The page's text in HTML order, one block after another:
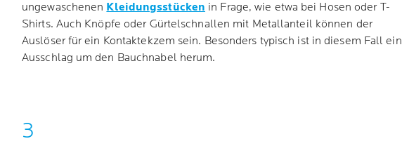
ungewaschenen Kleidungsstücken in Frage, wie etwa bei Hosen oder T-
Shirts. Auch Knöpfe oder Gürtelschnallen mit Metallanteil können der
Auslöser für ein Kontaktekzem sein. Besonders typisch ist in diesem Fall ein
Ausschlag um den Bauchnabel herum.